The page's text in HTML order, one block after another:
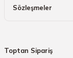
Sözleşmeler
Toptan Sipariş